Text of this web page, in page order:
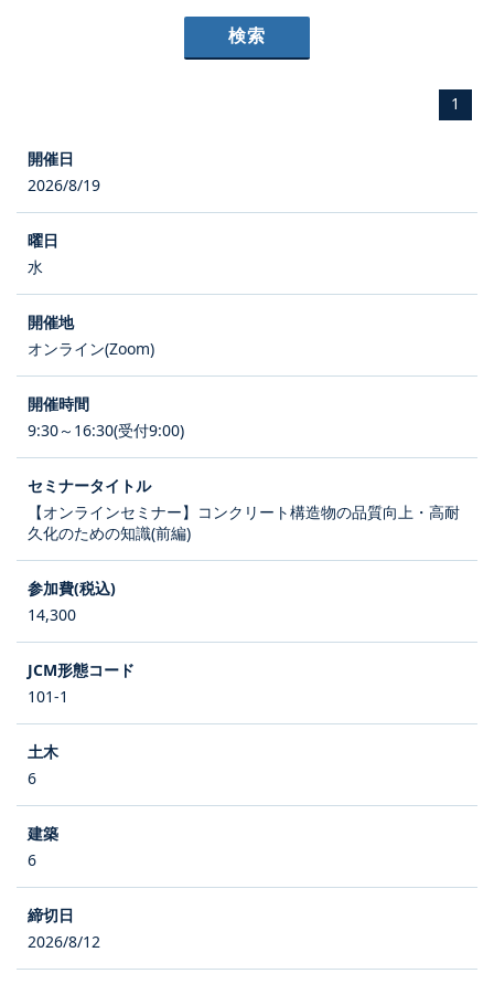
1
2026/8/19
水
オンライン(Zoom)
9:30～16:30(受付9:00)
【オンラインセミナー】コンクリート構造物の品質向上・高耐
久化のための知識(前編)
14,300
101-1
6
6
2026/8/12